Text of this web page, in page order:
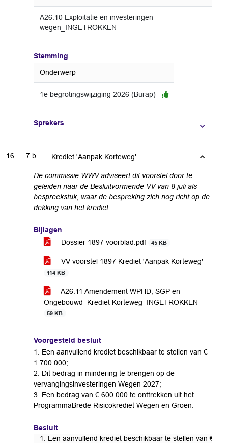
A26.10 Exploitatie en investeringen
wegen_INGETROKKEN
Stemming
Onderwerp
1e begrotingswijziging 2026 (Burap)
Sprekers
7.b Krediet 'Aanpak Korteweg'
De commissie WWV adviseert dit voorstel door te
geleiden naar de Besluitvormende VV van 8 juli als
bespreekstuk, waar de bespreking zich nog richt op de
dekking van het krediet.
Bijlagen
Dossier 1897 voorblad.pdf
45 KB
VV-voorstel 1897 Krediet 'Aanpak Korteweg'
114 KB
A26.11 Amendement WPHD, SGP en
Ongebouwd_Krediet Korteweg_INGETROKKEN
59 KB
Voorgesteld besluit
1. Een aanvullend krediet beschikbaar te stellen van €
1.700.000;
2. Dit bedrag in mindering te brengen op de
vervangingsinvesteringen Wegen 2027;
3. Een bedrag van € 600.000 te onttrekken uit het
ProgrammaBrede Risicokrediet Wegen en Groen.
Besluit
1. Een aanvullend krediet beschikbaar te stellen van €